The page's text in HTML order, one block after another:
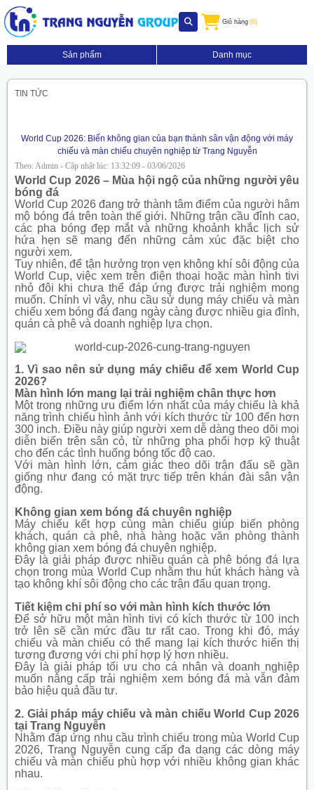
Giỏ hàng (0)
Sản phẩm Danh mục
TIN TỨC
World Cup 2026: Biến không gian của bạn thành sân vận động với máy
chiếu và màn chiếu chuyên nghiệp từ Trang Nguyễn
Theo: Admin - Cập nhật lúc: 13:32:09 - 03/06/2026
World Cup 2026 – Mùa hội ngộ của những người yêu
bóng đá
World Cup 2026 đang trở thành tâm điểm của người hâm
mộ bóng đá trên toàn thế giới. Những trận cầu đỉnh cao,
các pha bóng đẹp mắt và những khoảnh khắc lịch sử
hứa hẹn sẽ mang đến những cảm xúc đặc biệt cho
người xem.
Tuy nhiên, để tận hưởng trọn vẹn không khí sôi động của
World Cup, việc xem trên điện thoại hoặc màn hình tivi
nhỏ đôi khi chưa thể đáp ứng được trải nghiệm mong
muốn. Chính vì vậy, nhu cầu sử dụng máy chiếu và màn
chiếu xem bóng đá đang ngày càng được nhiều gia đình,
quán cà phê và doanh nghiệp lựa chọn.
1. Vì sao nên sử dụng máy chiếu để xem World Cup
2026?
Màn hình lớn mang lại trải nghiệm chân thực hơn
Một trong những ưu điểm lớn nhất của máy chiếu là khả
năng trình chiếu hình ảnh với kích thước từ 100 đến hơn
300 inch. Điều này giúp người xem dễ dàng theo dõi mọi
diễn biến trên sân cỏ, từ những pha phối hợp kỹ thuật
cho đến các tình huống bóng tốc độ cao.
Với màn hình lớn, cảm giác theo dõi trận đấu sẽ gần
giống như đang có mặt trực tiếp trên khán đài sân vận
động.
Không gian xem bóng đá chuyên nghiệp
Máy chiếu kết hợp cùng màn chiếu giúp biến phòng
khách, quán cà phê, nhà hàng hoặc văn phòng thành
không gian xem bóng đá chuyên nghiệp.
Đây là giải pháp được nhiều quán cà phê bóng đá lựa
chọn trong mùa World Cup nhằm thu hút khách hàng và
tạo không khí sôi động cho các trận đấu quan trọng.
Tiết kiệm chi phí so với màn hình kích thước lớn
Để sở hữu một màn hình tivi có kích thước từ 100 inch
trở lên sẽ cần mức đầu tư rất cao. Trong khi đó, máy
chiếu và màn chiếu có thể mang lại kích thước hiển thị
tương đương với chi phí hợp lý hơn nhiều.
Đây là giải pháp tối ưu cho cá nhân và doanh nghiệp
muốn nâng cấp trải nghiệm xem bóng đá mà vẫn đảm
bảo hiệu quả đầu tư.
2. Giải pháp máy chiếu và màn chiếu World Cup 2026
tại Trang Nguyễn
Nhằm đáp ứng nhu cầu trình chiếu trong mùa World Cup
2026, Trang Nguyễn cung cấp đa dạng các dòng máy
chiếu và màn chiếu phù hợp với nhiều không gian khác
nhau.